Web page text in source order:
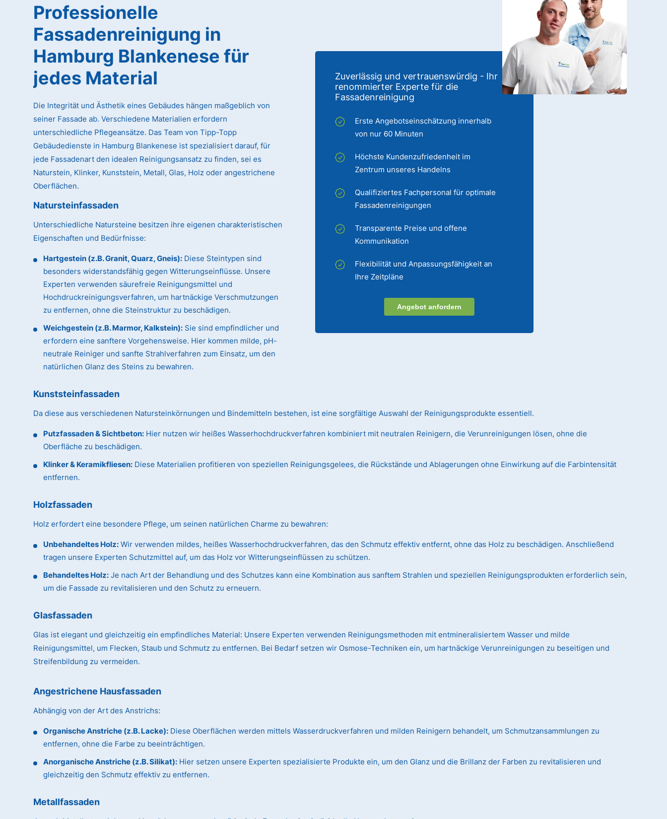
Zuverlässig und vertrauenswürdig - Ihr
renommierter Experte für die
Fassadenreinigung
Erste Angebotseinschätzung innerhalb
von nur 60 Minuten
Höchste Kundenzufriedenheit im
Zentrum unseres Handelns
Qualifiziertes Fachpersonal für optimale
Fassadenreinigungen
Transparente Preise und offene
Kommunikation
Flexibilität und Anpassungsfähigkeit an
Ihre Zeitpläne
Angebot anfordern
Professionelle
Fassadenreinigung in
Hamburg Blankenese für
jedes Material
Die Integrität und Ästhetik eines Gebäudes hängen maßgeblich von
seiner Fassade ab. Verschiedene Materialien erfordern
unterschiedliche Pflegeansätze. Das Team von Tipp-Topp
Gebäudedienste in Hamburg Blankenese ist spezialisiert darauf, für
jede Fassadenart den idealen Reinigungsansatz zu finden, sei es
Naturstein, Klinker, Kunststein, Metall, Glas, Holz oder angestrichene
Oberflächen.
Natursteinfassaden
Unterschiedliche Natursteine besitzen ihre eigenen charakteristischen
Eigenschaften und Bedürfnisse:
Hartgestein (z.B. Granit, Quarz, Gneis): Diese Steintypen sind
besonders widerstandsfähig gegen Witterungseinflüsse. Unsere
Experten verwenden säurefreie Reinigungsmittel und
Hochdruckreinigungsverfahren, um hartnäckige Verschmutzungen
zu entfernen, ohne die Steinstruktur zu beschädigen.
Weichgestein (z.B. Marmor, Kalkstein): Sie sind empfindlicher und
erfordern eine sanftere Vorgehensweise. Hier kommen milde, pH-
neutrale Reiniger und sanfte Strahlverfahren zum Einsatz, um den
natürlichen Glanz des Steins zu bewahren.
Kunststeinfassaden
Da diese aus verschiedenen Natursteinkörnungen und Bindemitteln bestehen, ist eine sorgfältige Auswahl der Reinigungsprodukte essentiell.
Putzfassaden & Sichtbeton: Hier nutzen wir heißes Wasserhochdruckverfahren kombiniert mit neutralen Reinigern, die Verunreinigungen lösen, ohne die
Oberfläche zu beschädigen.
Klinker & Keramikfliesen: Diese Materialien profitieren von speziellen Reinigungsgelees, die Rückstände und Ablagerungen ohne Einwirkung auf die Farbintensität
entfernen.
Holzfassaden
Holz erfordert eine besondere Pflege, um seinen natürlichen Charme zu bewahren:
Unbehandeltes Holz: Wir verwenden mildes, heißes Wasserhochdruckverfahren, das den Schmutz effektiv entfernt, ohne das Holz zu beschädigen. Anschließend
tragen unsere Experten Schutzmittel auf, um das Holz vor Witterungseinflüssen zu schützen.
Behandeltes Holz: Je nach Art der Behandlung und des Schutzes kann eine Kombination aus sanftem Strahlen und speziellen Reinigungsprodukten erforderlich sein,
um die Fassade zu revitalisieren und den Schutz zu erneuern.
Glasfassaden
Glas ist elegant und gleichzeitig ein empfindliches Material: Unsere Experten verwenden Reinigungsmethoden mit entmineralisiertem Wasser und milde
Reinigungsmittel, um Flecken, Staub und Schmutz zu entfernen. Bei Bedarf setzen wir Osmose-Techniken ein, um hartnäckige Verunreinigungen zu beseitigen und
Streifenbildung zu vermeiden.
Angestrichene Hausfassaden
Abhängig von der Art des Anstrichs:
Organische Anstriche (z.B. Lacke): Diese Oberflächen werden mittels Wasserdruckverfahren und milden Reinigern behandelt, um Schmutzansammlungen zu
entfernen, ohne die Farbe zu beeinträchtigen.
Anorganische Anstriche (z.B. Silikat): Hier setzen unsere Experten spezialisierte Produkte ein, um den Glanz und die Brillanz der Farben zu revitalisieren und
gleichzeitig den Schmutz effektiv zu entfernen.
Metallfassaden